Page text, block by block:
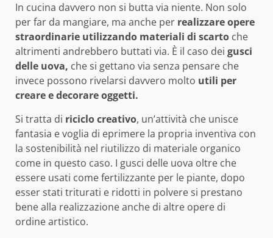
In cucina davvero non si butta via niente. Non solo
per far da mangiare, ma anche per realizzare opere
straordinarie utilizzando materiali di scarto che
altrimenti andrebbero buttati via. È il caso dei gusci
delle uova, che si gettano via senza pensare che
invece possono rivelarsi davvero molto utili per
creare e decorare oggetti.
Si tratta di riciclo creativo, un’attività che unisce
fantasia e voglia di eprimere la propria inventiva con
la sostenibilità nel riutilizzo di materiale organico
come in questo caso. I gusci delle uova oltre che
essere usati come fertilizzante per le piante, dopo
esser stati triturati e ridotti in polvere si prestano
bene alla realizzazione anche di altre opere di
ordine artistico.